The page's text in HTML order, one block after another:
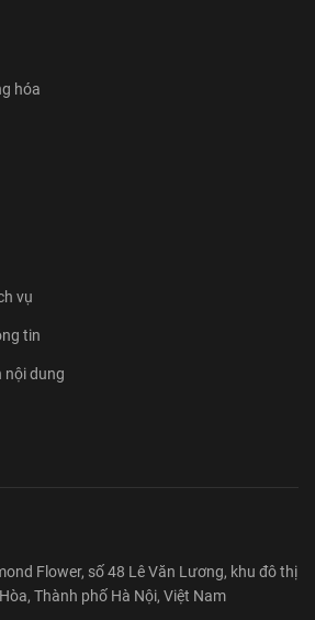
hóa
vụ
tin
nội dung
Flower, số 48 Lê Văn Lương, khu đô thị
Thành phố Hà Nội, Việt Nam